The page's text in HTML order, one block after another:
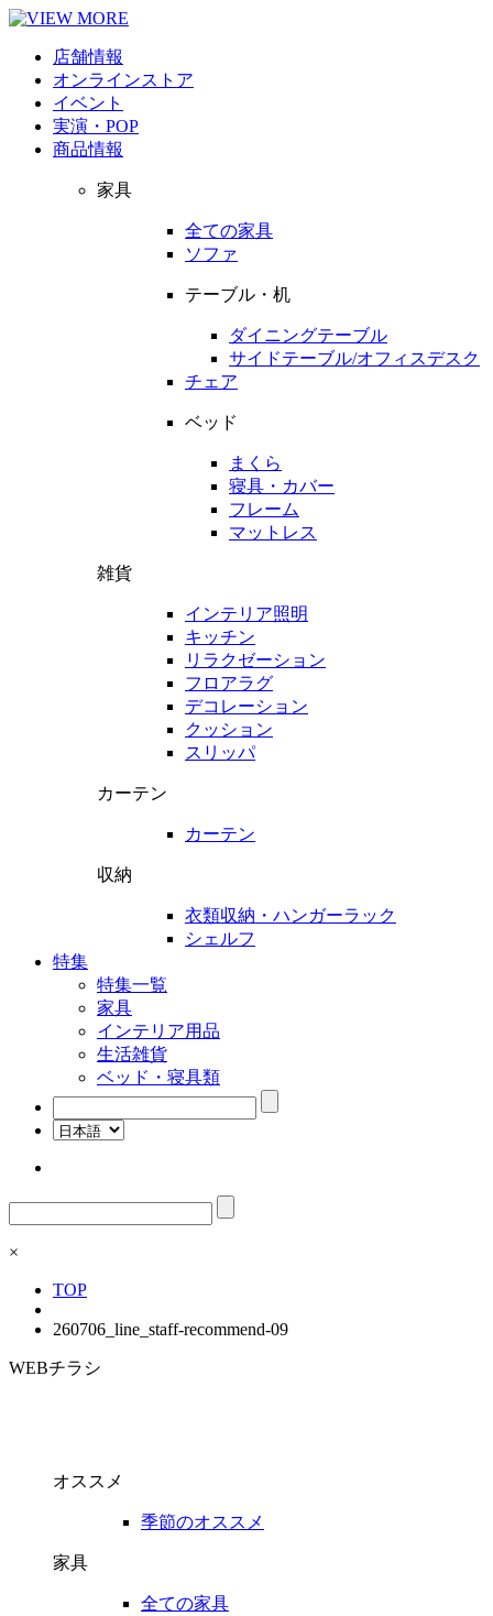
店舗情報
オンラインストア
イベント
実演・POP
商品情報
家具
全ての家具
ソファ
テーブル・机
ダイニングテーブル
サイドテーブル/オフィスデスク
チェア
ベッド
まくら
寝具・カバー
フレーム
マットレス
雑貨
インテリア照明
キッチン
リラクゼーション
フロアラグ
デコレーション
クッション
スリッパ
カーテン
カーテン
収納
衣類収納・ハンガーラック
シェルフ
特集
特集一覧
家具
インテリア用品
生活雑貨
ベッド・寝具類
検
索:
検
索:
×
TOP
260706_line_staff-recommend-09
WEBチラシ
オススメ
季節のオススメ
家具
全ての家具